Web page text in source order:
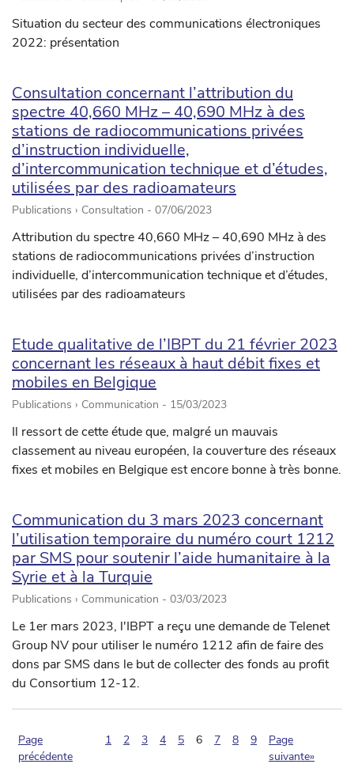
Situation du secteur des communications électroniques
2022: présentation
Consultation concernant l’attribution du
spectre 40,660 MHz – 40,690 MHz à des
stations de radiocommunications privées
d’instruction individuelle,
d’intercommunication technique et d’études,
utilisées par des radioamateurs
Publications › Consultation - 07/06/2023
Attribution du spectre 40,660 MHz – 40,690 MHz à des
stations de radiocommunications privées d’instruction
individuelle, d’intercommunication technique et d’études,
utilisées par des radioamateurs
Etude qualitative de l’IBPT du 21 février 2023
concernant les réseaux à haut débit fixes et
mobiles en Belgique
Publications › Communication - 15/03/2023
Il ressort de cette étude que, malgré un mauvais
classement au niveau européen, la couverture des réseaux
fixes et mobiles en Belgique est encore bonne à très bonne.
Communication du 3 mars 2023 concernant
l’utilisation temporaire du numéro court 1212
par SMS pour soutenir l’aide humanitaire à la
Syrie et à la Turquie
Publications › Communication - 03/03/2023
Le 1er mars 2023, l'IBPT a reçu une demande de Telenet
Group NV pour utiliser le numéro 1212 afin de faire des
dons par SMS dans le but de collecter des fonds au profit
du Consortium 12-12.
Page
précédente
1 2 3 4 5 6(pagination.current)
7 8 9
Page
suivante»